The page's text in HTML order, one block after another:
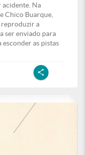
acidente. Na
Chico Buarque,
reproduzir a
ser enviado para
as pistas